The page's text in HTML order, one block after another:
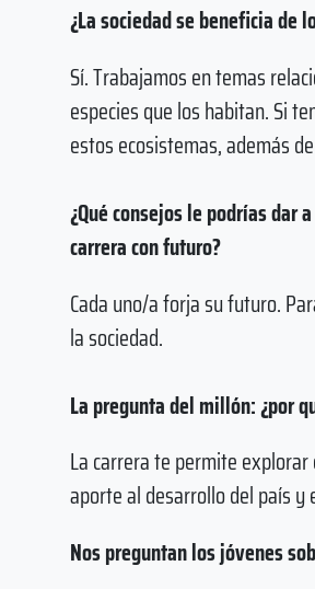
¿La sociedad se beneficia de
Sí. Trabajamos en temas
especies que los habitan. Si
estos ecosistemas, además
¿Qué consejos le podrías dar
carrera con futuro?
Cada uno/a forja su futuro.
la sociedad.
La pregunta del millón: ¿por
La carrera te permite
aporte al desarrollo del país y
Nos preguntan los jóvenes